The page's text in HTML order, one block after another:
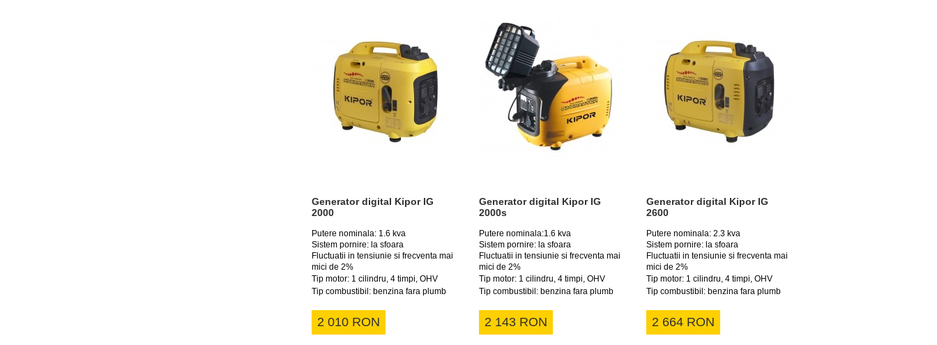
Generator digital Kipor IG
2000
Putere nominala: 1.6 kva
Sistem pornire: la sfoara
Fluctuatii in tensiunie si frecventa mai
mici de 2%
Tip motor: 1 cilindru, 4 timpi, OHV
Tip combustibil: benzina fara plumb
2 010 RON
Generator digital Kipor IG
2000s
Putere nominala:1.6 kva
Sistem pornire: la sfoara
Fluctuatii in tensiunie si frecventa mai
mici de 2%
Tip motor: 1 cilindru, 4 timpi, OHV
Tip combustibil: benzina fara plumb
2 143 RON
Generator digital Kipor IG
2600
Putere nominala: 2.3 kva
Sistem pornire: la sfoara
Fluctuatii in tensiunie si frecventa mai
mici de 2%
Tip motor: 1 cilindru, 4 timpi, OHV
Tip combustibil: benzina fara plumb
2 664 RON